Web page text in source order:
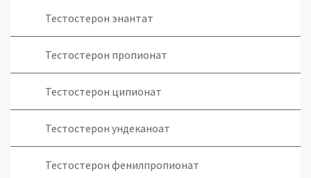
Тестостерон энантат
Тестостерон пропионат
Тестостерон ципионат
Тестостерон ундеканоат
Тестостерон фенилпропионат